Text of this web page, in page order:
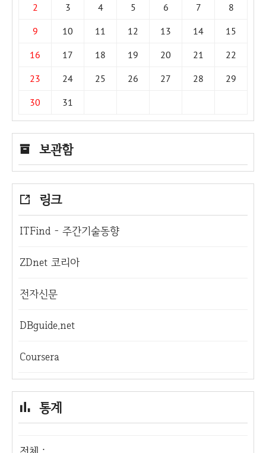
2
3 4 5 6 7
8
9
10 11 12 13 14
15
16
17 18 19 20 21
22
23
24 25 26 27 28
29
30
31
보관함
링크
ITFind - 주간기술동향
ZDnet 코리아
전자신문
DBguide.net
Coursera
통계